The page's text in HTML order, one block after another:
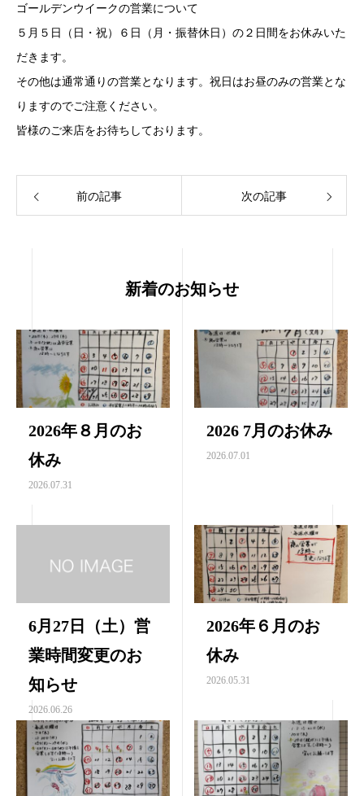
ゴールデンウイークの営業について
５月５日（日・祝）６日（月・振替休日）の２日間をお休みいた
だきます。
その他は通常通りの営業となります。祝日はお昼のみの営業とな
りますのでご注意ください。
皆様のご来店をお待ちしております。
前の記事 次の記事
新着のお知らせ
2026年８月のお
休み
2026.07.31
2026 7月のお休み
2026.07.01
6月27日（土）営
業時間変更のお
知らせ
2026.06.26
2026年６月のお
休み
2026.05.31